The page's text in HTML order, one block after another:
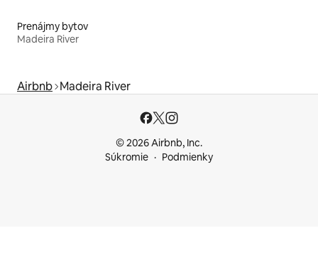
Prenájmy bytov
Madeira River
Airbnb Madeira River
© 2026 Airbnb, Inc.
Súkromie
Podmienky